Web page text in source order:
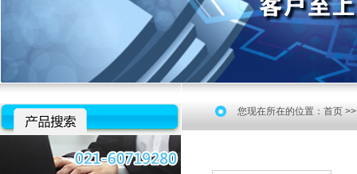
您现在所在的位置： 首页